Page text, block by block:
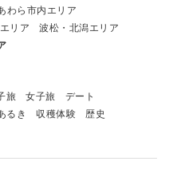
わら市内エリア
リア
波松・北潟エリア
旅 女子旅
デート
るき 収穫体験
歴史